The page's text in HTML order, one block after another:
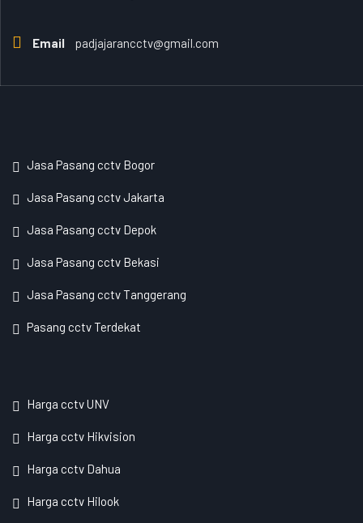
Email padjajarancctv@gmail.com
Jasa Pasang cctv Bogor
Jasa Pasang cctv Jakarta
Jasa Pasang cctv Depok
Jasa Pasang cctv Bekasi
Jasa Pasang cctv Tanggerang
Pasang cctv Terdekat
Harga cctv UNV
Harga cctv Hikvision
Harga cctv Dahua
Harga cctv Hilook